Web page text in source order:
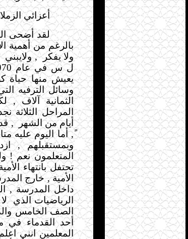
أعزائي
لقد أضحى
بالرغم من أهمية
ولا يفكر , ولايبني
يعيش منها حياة
وسائل الترفيه
الثمانية آلاف
المراحل الثلاثة
أيام من الشهر ,
ً, أما اليوم عليه
وبمستقبلهم ,
المتعلمون نعم !
تحتفل بانتهاء
الأمية , خارج
داخل المدرسة ,
الرياضيات الذي
الصف الخامس
أحد القدماء في
المعلمين انني